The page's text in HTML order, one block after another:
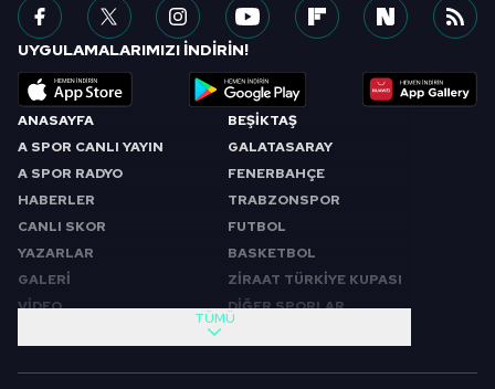
ANASAYFA
A SPOR CANLI YAYIN
A SPOR RADYO
HABERLER
CANLI SKOR
YAZARLAR
GALERİ
VİDEO
BEŞİKTAŞ
GALATASARAY
FENERBAHÇE
TRABZONSPOR
FUTBOL
BASKETBOL
ZİRAAT TÜRKİYE KUPASI
DİĞER SPORLAR
TÜMÜ
UYGULAMALARIMIZI İNDİRİN!